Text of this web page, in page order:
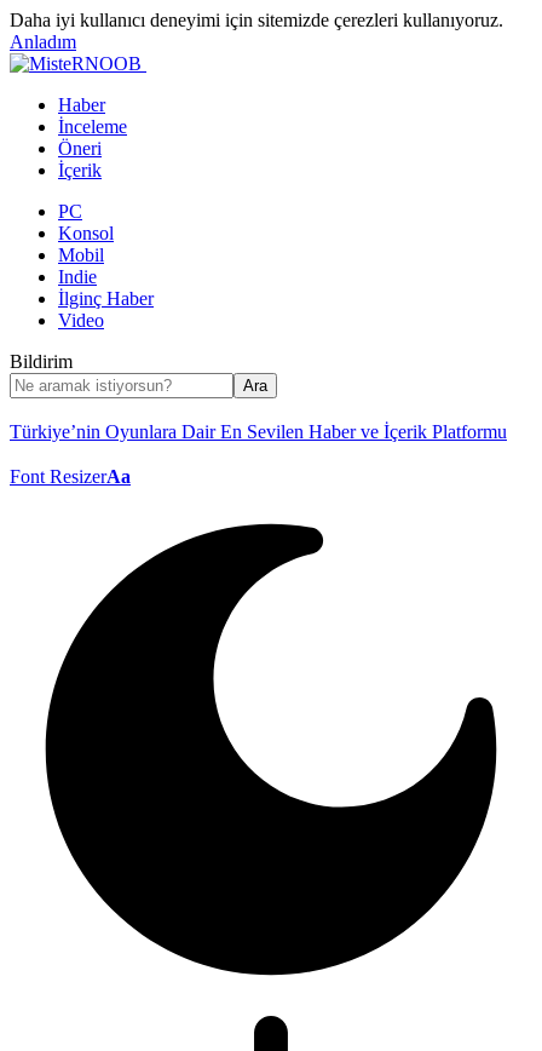
Daha iyi kullanıcı deneyimi için sitemizde çerezleri kullanıyoruz.
Anladım
Haber
İnceleme
Öneri
İçerik
PC
Konsol
Mobil
Indie
İlginç Haber
Video
Bildirim
Türkiye’nin Oyunlara Dair En Sevilen Haber ve İçerik Platformu
Font ResizerAa